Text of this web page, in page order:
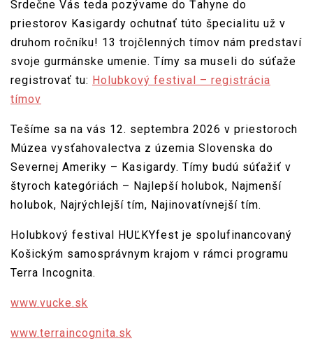
Srdečne Vás teda pozývame do Ťahyne do
priestorov Kasigardy ochutnať túto špecialitu už v
druhom ročníku! 13 trojčlenných tímov nám predstaví
svoje gurmánske umenie. Tímy sa museli do súťaže
registrovať tu: Holubkový festival – registrácia
tímov
Tešíme sa na vás 12. septembra 2026 v priestoroch
Múzea vysťahovalectva z územia Slovenska do
Severnej Ameriky – Kasigardy. Tímy budú súťažiť v
štyroch kategóriách – Najlepší holubok, Najmenší
holubok, Najrýchlejší tím, Najinovatívnejší tím.
Holubkový festival HUĽKYfest je spolufinancovaný
Košickým samosprávnym krajom v rámci programu
Terra Incognita.
www.vucke.sk
www.terraincognita.sk